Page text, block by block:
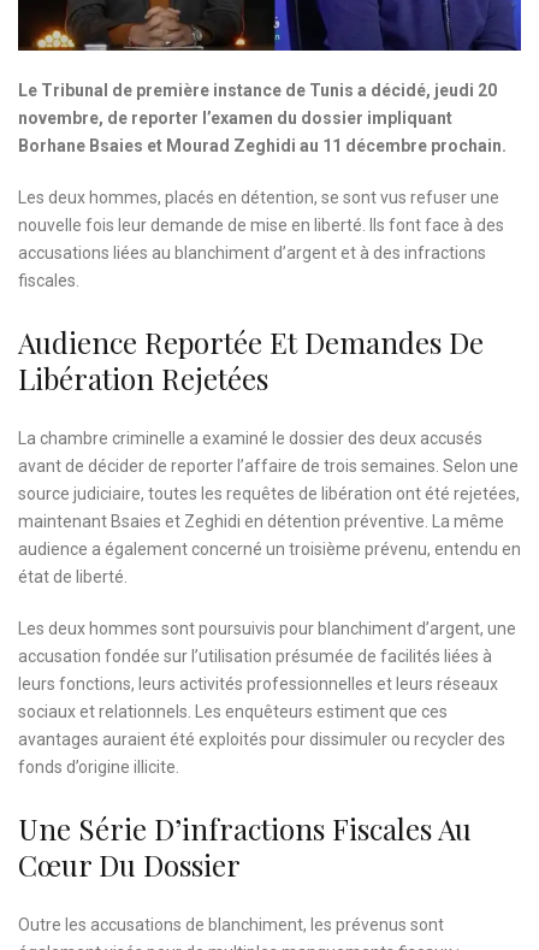
Le Tribunal de première instance de Tunis a décidé, jeudi 20
novembre, de reporter l’examen du dossier impliquant
Borhane Bsaies et Mourad Zeghidi au 11 décembre prochain.
Les deux hommes, placés en détention, se sont vus refuser une
nouvelle fois leur demande de mise en liberté. Ils font face à des
accusations liées au blanchiment d’argent et à des infractions
fiscales.
Audience Reportée Et Demandes De
Libération Rejetées
La chambre criminelle a examiné le dossier des deux accusés
avant de décider de reporter l’affaire de trois semaines. Selon une
source judiciaire, toutes les requêtes de libération ont été rejetées,
maintenant Bsaies et Zeghidi en détention préventive. La même
audience a également concerné un troisième prévenu, entendu en
état de liberté.
Les deux hommes sont poursuivis pour blanchiment d’argent, une
accusation fondée sur l’utilisation présumée de facilités liées à
leurs fonctions, leurs activités professionnelles et leurs réseaux
sociaux et relationnels. Les enquêteurs estiment que ces
avantages auraient été exploités pour dissimuler ou recycler des
fonds d’origine illicite.
Une Série D’infractions Fiscales Au
Cœur Du Dossier
Outre les accusations de blanchiment, les prévenus sont